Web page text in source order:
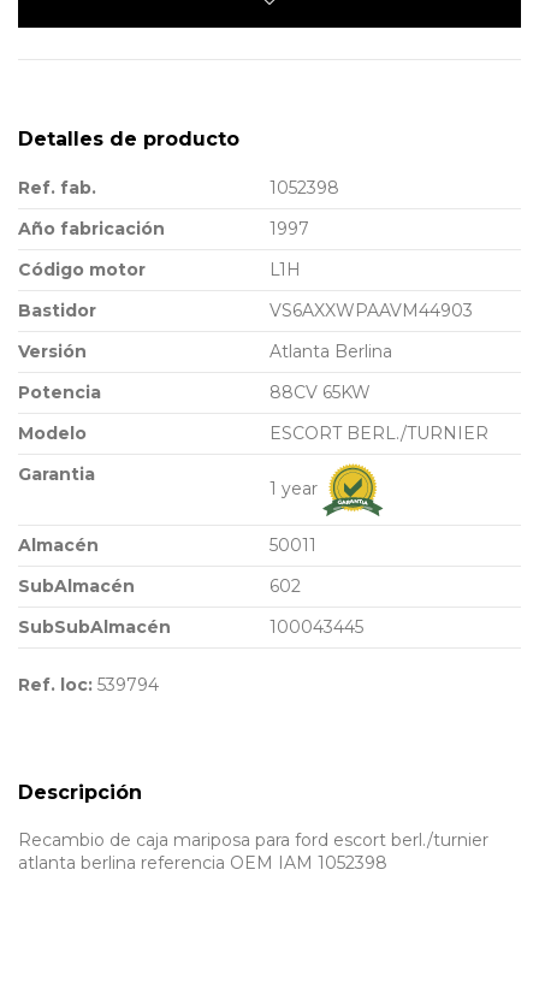
Detalles de producto
Ref. fab.
1052398
Año fabricación
1997
Código motor
L1H
Bastidor
VS6AXXWPAAVM44903
Versión
Atlanta Berlina
Potencia
88CV 65KW
Modelo
ESCORT BERL./TURNIER
Garantia
1 year
Almacén
50011
SubAlmacén
602
SubSubAlmacén
100043445
Ref. loc: 539794
Descripción
Recambio de caja mariposa para ford escort berl./turnier
atlanta berlina referencia OEM IAM 1052398